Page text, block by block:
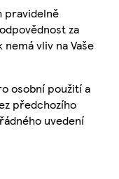
pravidelně
za
vliv na Vaše
osobní použití a
předchozího
uvedení